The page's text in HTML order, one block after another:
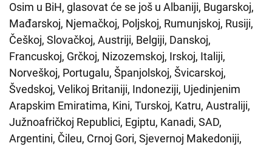
Osim u BiH, glasovat će se još u Albaniji, Bugarskoj,
Mađarskoj, Njemačkoj, Poljskoj, Rumunjskoj, Rusiji,
Češkoj, Slovačkoj, Austriji, Belgiji, Danskoj,
Francuskoj, Grčkoj, Nizozemskoj, Irskoj, Italiji,
Norveškoj, Portugalu, Španjolskoj, Švicarskoj,
Švedskoj, Velikoj Britaniji, Indoneziji, Ujedinjenim
Arapskim Emiratima, Kini, Turskoj, Katru, Australiji,
Južnoafričkoj Republici, Egiptu, Kanadi, SAD,
Argentini, Čileu, Crnoj Gori, Sjevernoj Makedoniji,